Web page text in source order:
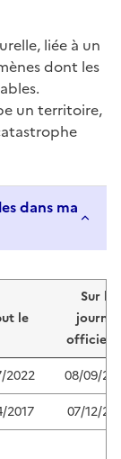
liée à un
dont les
un territoire,
dans ma
le
Sur le
journal
officiel
2022
08/09/
2017 07/12/